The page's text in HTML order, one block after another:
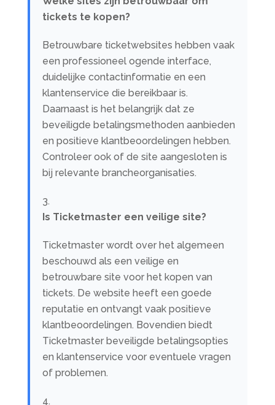
tickets te kopen?
Betrouwbare ticketwebsites hebben vaak
een professioneel ogende interface,
duidelijke contactinformatie en een
klantenservice die bereikbaar is.
Daarnaast is het belangrijk dat ze
beveiligde betalingsmethoden aanbieden
en positieve klantbeoordelingen hebben.
Controleer ook of de site aangesloten is
bij relevante brancheorganisaties.
Is Ticketmaster een veilige site?
Ticketmaster wordt over het algemeen
beschouwd als een veilige en
betrouwbare site voor het kopen van
tickets. De website heeft een goede
reputatie en ontvangt vaak positieve
klantbeoordelingen. Bovendien biedt
Ticketmaster beveiligde betalingsopties
en klantenservice voor eventuele vragen
of problemen.